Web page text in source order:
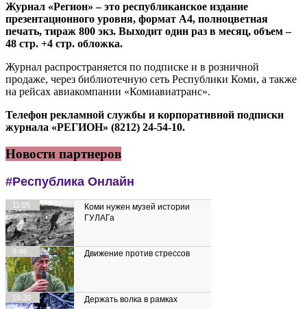
Журнал «Регион» – это республиканское издание
презентационного уровня, формат А4, полноцветная
печать, тираж 800 экз. Выходит один раз в месяц, объем –
48 стр. +4 стр. обложка.
Журнал распространяется по подписке и в розничной
продаже, через библиотечную сеть Республики Коми, а также
на рейсах авиакомпании «Комиавиатранс».
Телефон рекламной службы и корпоративной подписки
журнала «РЕГИОН» (8212) 24-54-10.
Новости партнеров